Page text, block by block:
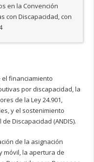
en la Convención
con Discapacidad, con
financiamiento
por discapacidad, la
de la Ley 24.901,
y el sostenimiento
Discapacidad (ANDIS).
de la asignación
móvil, la apertura de